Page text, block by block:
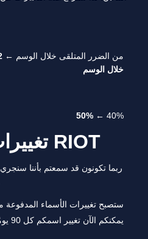
10% من الضرر المتلقى خلال الوسم ←
خلال الوسم
50% ← 40%
تغييرات اسم تعريف RIOT
ربما تكونون قد سمعتم بأننا
ستصبح تغييرات الأسماء المدفوعة
يمكنكم الآن تغيير اسمكم كل 90 يومًا